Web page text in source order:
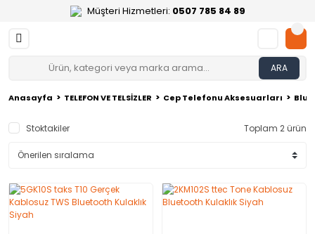
Müşteri Hizmetleri: 0507 785 84 89
ARA
Anasayfa TELEFON VE TELSİZLER Cep Telefonu Aksesuarları
Stoktakiler Toplam 2 ürün